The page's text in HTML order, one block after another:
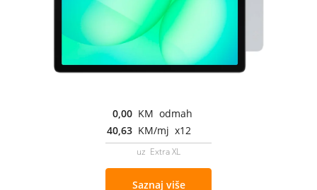
0,00 KM odmah
40,63 KM/mj x12
uz Extra XL
Saznaj više